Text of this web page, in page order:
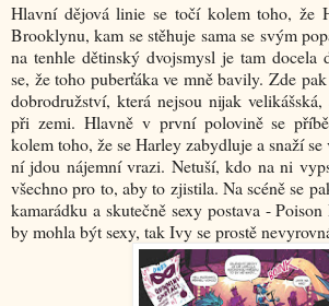
Hlavní dějová linie se točí kolem toho, že
Brooklynu, kam se stěhuje sama se svým
na tenhle dětinský dvojsmysl je tam docela
se, že toho puberťáka ve mně bavily. Zde
dobrodružství, která nejsou nijak velikášská,
při zemi. Hlavně v první polovině se
kolem toho, že se Harley zabydluje a snaží
ní jdou nájemní vrazi. Netuší, kdo na ni
všechno pro to, aby to zjistila. Na scéně se
kamarádku a skutečně sexy postava -
by mohla být sexy, tak Ivy se prostě